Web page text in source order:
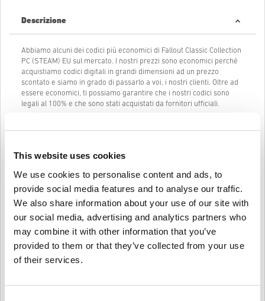
This website uses cookies
We use cookies to personalise content and ads, to
provide social media features and to analyse our traffic.
We also share information about your use of our site with
our social media, advertising and analytics partners who
may combine it with other information that you’ve
provided to them or that they’ve collected from your use
of their services.
Descrizione
Abbiamo alcuni dei codici più economici di Fallout Classic Collection
PC (STEAM) EU sul mercato. I nostri prezzi sono economici perché
acquistiamo codici digitali in grandi dimensioni ad un prezzo
scontato e siamo in grado di passarlo a voi, i nostri clienti. Oltre ad
essere economici, ti possiamo garantire che i nostri codici sono
legali al 100% e che sono stati acquistati da fornitori ufficiali.
Classic Collection PC (STEAM) EU istantaneamente e direttamente
La nostra Live Chat (24/7) e il nostro eccellente supporto clienti
sono sempre disponibili in caso ci fossero problemi o domande
riguardo al codice di Fallout Classic Collection PC (STEAM) EU.
Il nostro sistema di acquisto facile che comprende solo 3 passaggi
non contiene alcun modulo fastidioso o questionario da compilare e
richiede solamente un indirizzo email e un metodo di pagamento
valido, così da rendere il processo di acquisto di Fallout Classic
Collection PC (STEAM) EU da livecards.net veloce e facile.